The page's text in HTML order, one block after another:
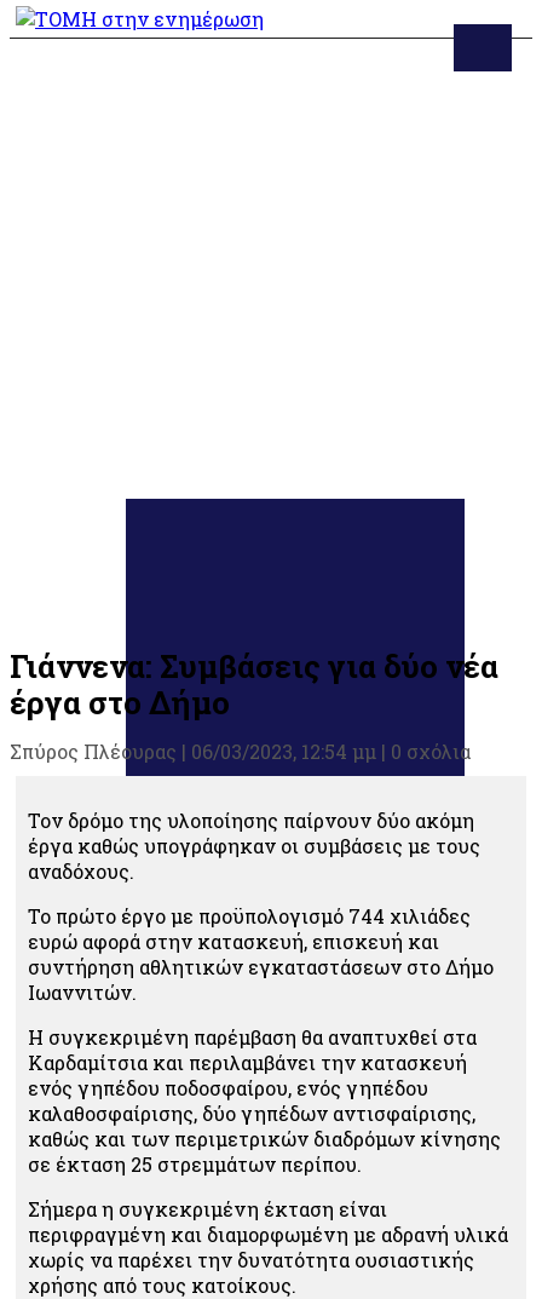
Γιάννενα: Συμβάσεις για δύο νέα
έργα στο Δήμο
Σπύρος Πλέουρας | 06/03/2023, 12:54 μμ | 0 σχόλια
Τον δρόμο της υλοποίησης παίρνουν δύο ακόμη
έργα καθώς υπογράφηκαν οι συμβάσεις με τους
αναδόχους.
Το πρώτο έργο με προϋπολογισμό 744 χιλιάδες
ευρώ αφορά στην κατασκευή, επισκευή και
συντήρηση αθλητικών εγκαταστάσεων στο Δήμο
Ιωαννιτών.
Η συγκεκριμένη παρέμβαση θα αναπτυχθεί στα
Καρδαμίτσια και περιλαμβάνει την κατασκευή
ενός γηπέδου ποδοσφαίρου, ενός γηπέδου
καλαθοσφαίρισης, δύο γηπέδων αντισφαίρισης,
καθώς και των περιμετρικών διαδρόμων κίνησης
σε έκταση 25 στρεμμάτων περίπου.
Σήμερα η συγκεκριμένη έκταση είναι
περιφραγμένη και διαμορφωμένη με αδρανή υλικά
χωρίς να παρέχει την δυνατότητα ουσιαστικής
χρήσης από τους κατοίκους.